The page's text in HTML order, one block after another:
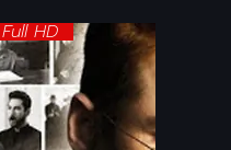
Full HD